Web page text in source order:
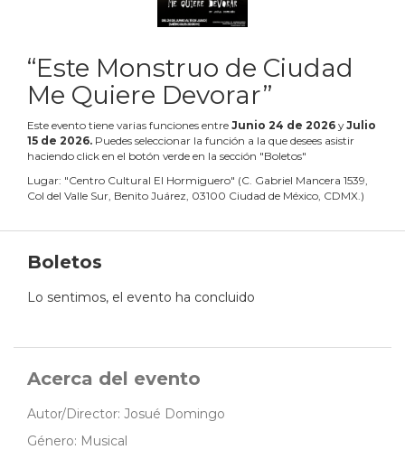
“Este Monstruo de Ciudad
Me Quiere Devorar”
Este evento tiene varias funciones entre Junio 24 de 2026 yJulio
15 de 2026. Puedes seleccionar la función a la que desees asistir
haciendo click en el botón verde en la sección "Boletos"
Lugar: "Centro Cultural El Hormiguero" (C. Gabriel Mancera 1539,
Col del Valle Sur, Benito Juárez, 03100 Ciudad de México, CDMX.)
Boletos
Lo sentimos, el evento ha concluido
Acerca del evento
Autor/Director: Josué Domingo
Género: Musical